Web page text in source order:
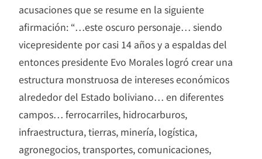
acusaciones que se resume en la siguiente
afirmación: “…este oscuro personaje… siendo
vicepresidente por casi 14 años y a espaldas del
entonces presidente Evo Morales logró crear una
estructura monstruosa de intereses económicos
alrededor del Estado boliviano… en diferentes
campos… ferrocarriles, hidrocarburos,
infraestructura, tierras, minería, logística,
agronegocios, transportes, comunicaciones,